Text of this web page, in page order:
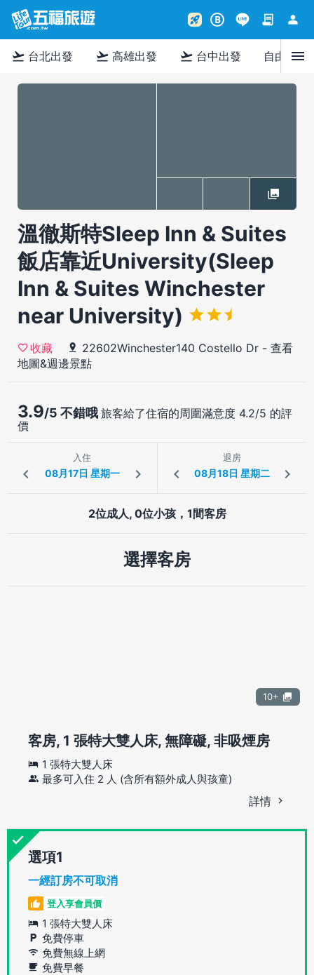
rocket_launch B contract person
flight_takeoff 台北出發 flight_takeoff 高雄出發 flight_takeoff 台中出發 自由行menu
溫徹斯特Sleep Inn & Suites
飯店靠近University(Sleep
Inn & Suites Winchester
near University)
收藏 22602Winchester140 Costello Dr - 查看
地圖&週邊景點
3.9/5 不錯哦 旅客給了住宿的周圍滿意度 4.2/5 的評
價
入住 退房
2位成人, 0位小孩，1間客房
選擇客房
10+
客房, 1 張特大雙人床, 無障礙, 非吸煙房
1 張特大雙人床
最多可入住 2 人 (含所有額外成人與孩童)
詳情
選項
一經訂房不可取消
登入享會員價
1 張特大雙人床
免費停車
免費無線上網
免費早餐